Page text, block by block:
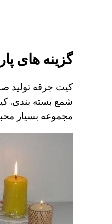
گزینه های
کیت جرقه تولید
شمع بسته بندی.
مجموعه بسیار